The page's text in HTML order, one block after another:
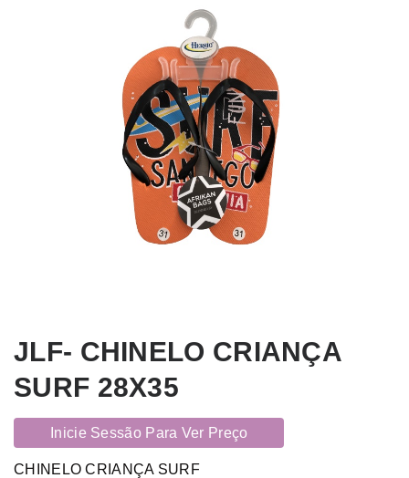
JLF- CHINELO CRIANÇA
SURF 28X35
Inicie Sessão Para Ver Preço
CHINELO CRIANÇA SURF